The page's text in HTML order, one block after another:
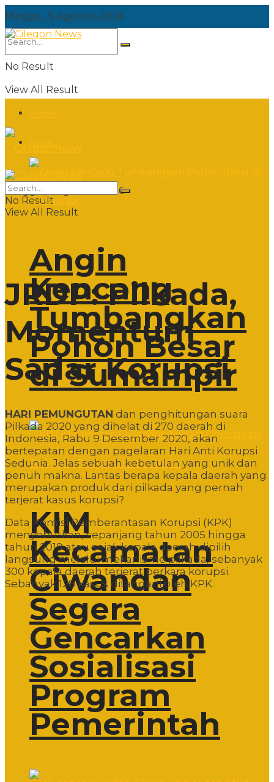
Minggu, 9 Agustus 2026
No Result
View All Result
Angin
Kencang
Tumbangkan
Pohon Besar
di Sumampir
KIM
Kecamatan
Ciwandan
Segera
Gencarkan
Sosialisasi
Program
Pemerintah
Minggu, 9 Agustus 2026
No Result
View All Result
JRDP: Pilkada,
Momentum
Sadar Korupsi
HARI PEMUNGUTAN dan penghitungan suara
Pilkada 2020 yang dihelat di 270 daerah di
Indonesia, Rabu 9 Desember 2020, akan
bertepatan dengan pagelaran Hari Anti Korupsi
Sedunia. Jelas sebuah kebetulan yang unik dan
penuh makna. Lantas berapa kepala daerah yang
merupakan produk dari pilkada yang pernah
terjerat kasus korupsi?
Data Komisi Pemberantasan Korupsi (KPK)
menyebutkan, sepanjang tahun 2005 hingga
tahun 2019 atau sejak kepala daerah dipilih
langsung melalui mekanisme pilkada, sebanyak
300 kepala daerah terjerat perkara korupsi.
Sebanyak 128 kasus ditangani oleh KPK.